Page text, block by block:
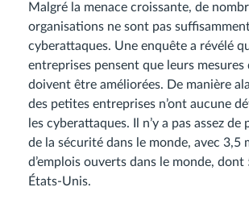
Malgré la menace croissante, de
organisations ne sont pas
cyberattaques. Une enquête a révélé
entreprises pensent que leurs mesures
doivent être améliorées. De manière
des petites entreprises n’ont aucune
les cyberattaques. Il n’y a pas assez
de la sécurité dans le monde, avec 3,5
d’emplois ouverts dans le monde,
États-Unis.